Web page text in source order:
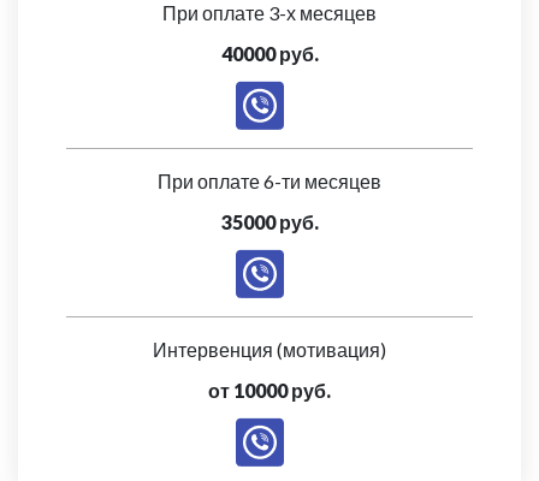
При оплате 3-х месяцев
40000 руб.
При оплате 6-ти месяцев
35000 руб.
Интервенция (мотивация)
от 10000 руб.